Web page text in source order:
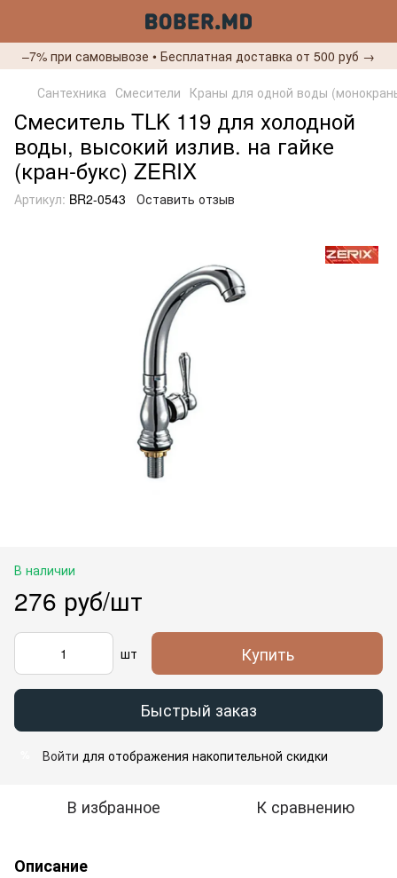
–7% при самовывозе • Бесплатная доставка от 500 руб →
Сантехника Смесители Краны для одной воды
Смеситель TLK 119 для холодной
воды, высокий излив. на гайке
(кран-букс) ZERIX
Артикул: BR2-0543 Оставить отзыв
В наличии
276 руб/шт
шт Купить
Быстрый заказ
Войти для отображения накопительной скидки
В избранное К сравнению
Описание